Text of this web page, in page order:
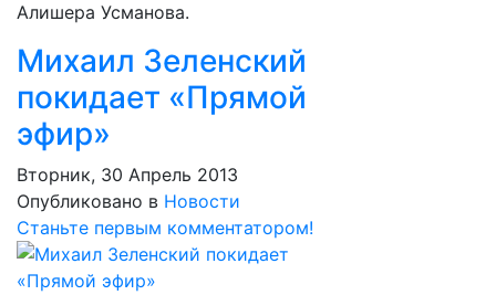
Алишера Усманова.
Михаил Зеленский
покидает «Прямой
эфир»
Вторник, 30 Апрель 2013
Опубликовано в Новости
Станьте первым комментатором!